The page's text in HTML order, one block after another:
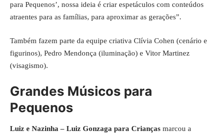
para Pequenos’, nossa ideia é criar espetáculos com conteúdos
atraentes para as famílias, para aproximar as gerações”.
Também fazem parte da equipe criativa Clívia Cohen (cenário e
figurinos), Pedro Mendonça (iluminação) e Vitor Martinez
(visagismo).
Grandes Músicos para
Pequenos
Luiz e Nazinha – Luiz Gonzaga para Crianças marcou a